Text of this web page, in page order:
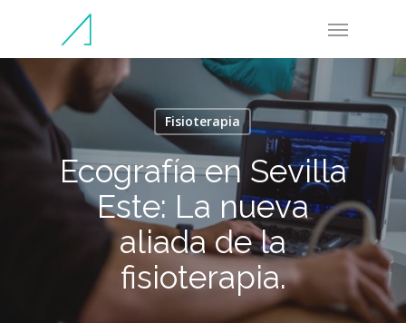
main
content
Menu
Fisioterapia
Ecografía en Sevilla
Este: La nueva
aliada de la
fisioterapia.